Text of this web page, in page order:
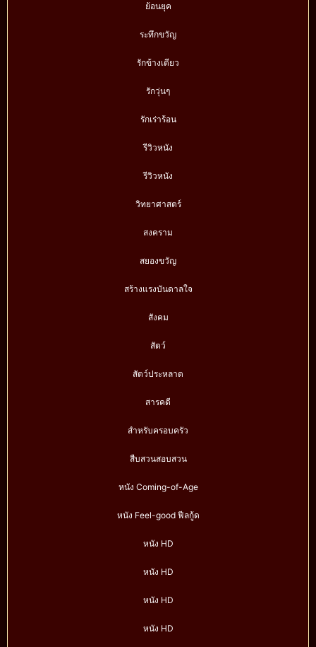
ย้อนยุค
ระทึกขวัญ
รักข้างเดียว
รักวุ่นๆ
รักเร่าร้อน
รีวิวหนัง
รีวิวหนัง
วิทยาศาสตร์
สงคราม
สยองขวัญ
สร้างแรงบันดาลใจ
สังคม
สัตว์
สัตว์ประหลาด
สารคดี
สำหรับครอบครัว
สืบสวนสอบสวน
หนัง Coming-of-Age
หนัง Feel-good ฟีลกู้ด
หนัง HD
หนัง HD
หนัง HD
หนัง HD